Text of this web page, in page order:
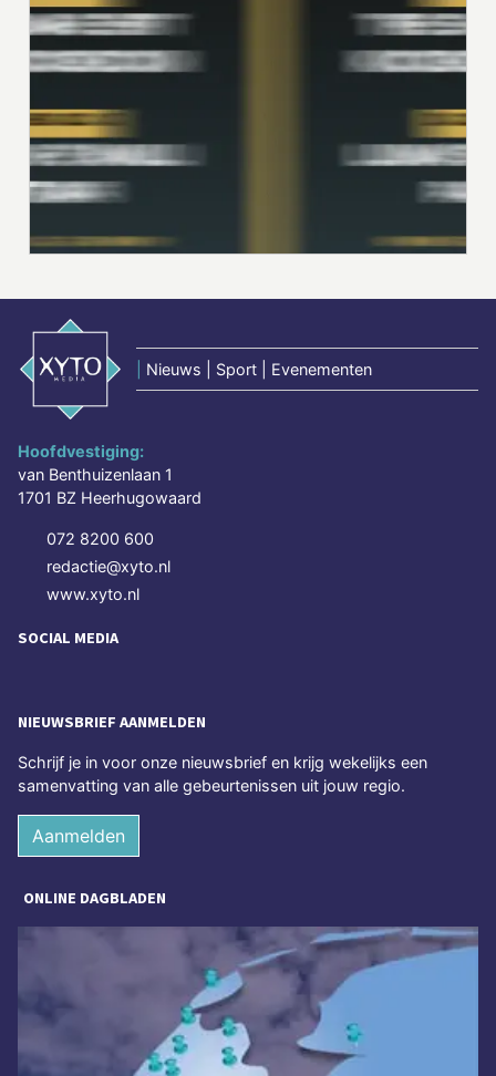
Nieuws | Sport | Evenementen
Hoofdvestiging:
van Benthuizenlaan 1
1701 BZ Heerhugowaard
072 8200 600
redactie@xyto.nl
www.xyto.nl
SOCIAL MEDIA
NIEUWSBRIEF AANMELDEN
Schrijf je in voor onze nieuwsbrief en krijg wekelijks een
samenvatting van alle gebeurtenissen uit jouw regio.
Aanmelden
ONLINE DAGBLADEN